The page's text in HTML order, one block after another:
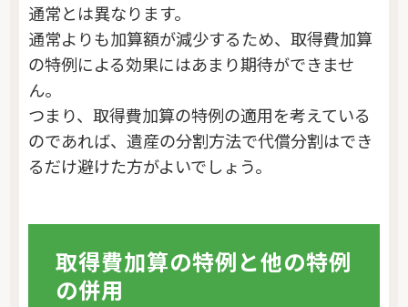
通常とは異なります。
通常よりも加算額が減少するため、取得費加算
の特例による効果にはあまり期待ができませ
ん。
つまり、取得費加算の特例の適用を考えている
のであれば、遺産の分割方法で代償分割はでき
るだけ避けた方がよいでしょう。
取得費加算の特例と他の特例
の併用